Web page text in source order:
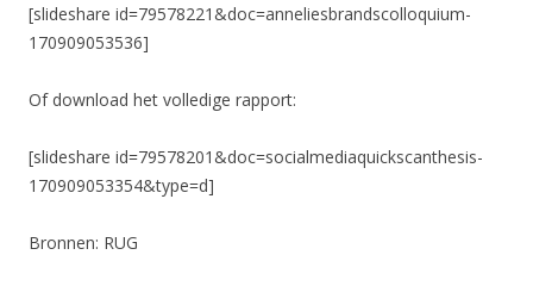
[slideshare id=79578221&doc=anneliesbrandscolloquium-
170909053536]
Of download het volledige rapport:
[slideshare id=79578201&doc=socialmediaquickscanthesis-
170909053354&type=d]
Bronnen: RUG